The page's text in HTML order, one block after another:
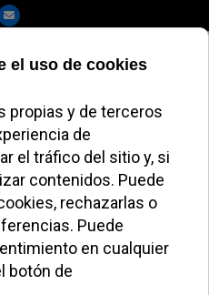
de
Monzón
sea un